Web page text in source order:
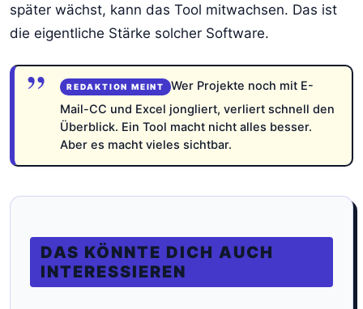
später wächst, kann das Tool mitwachsen. Das ist
die eigentliche Stärke solcher Software.
Wer Projekte noch mit E-
Mail-CC und Excel jongliert, verliert schnell den
Überblick. Ein Tool macht nicht alles besser.
Aber es macht vieles sichtbar.
DAS KÖNNTE DICH AUCH
INTERESSIEREN